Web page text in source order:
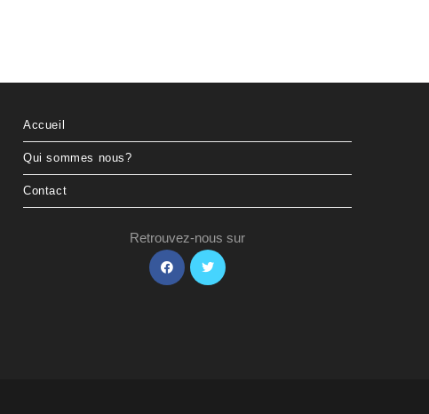
Accueil
Qui sommes nous?
Contact
Retrouvez-nous sur